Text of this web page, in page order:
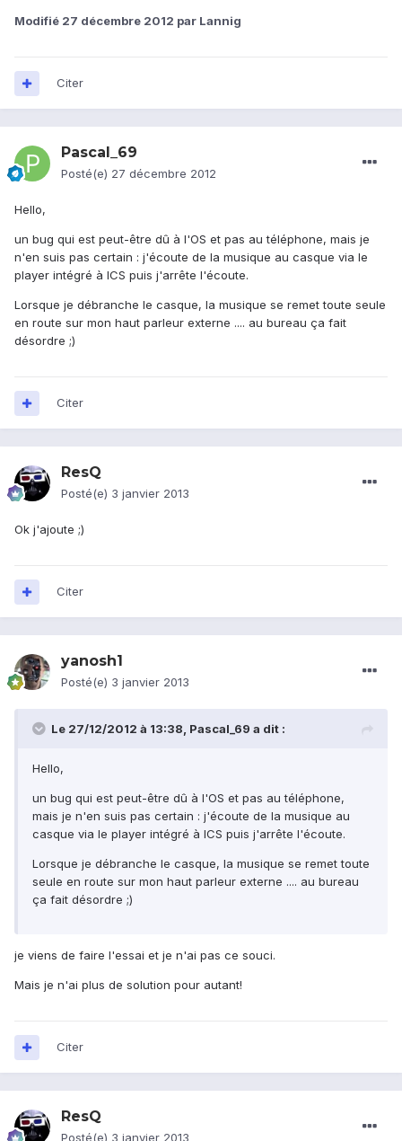
Modifié 27 décembre 2012 par Lannig
Citer
Pascal_69
Posté(e) 27 décembre 2012
Hello,
un bug qui est peut-être dû à l'OS et pas au téléphone, mais je
n'en suis pas certain : j'écoute de la musique au casque via le
player intégré à ICS puis j'arrête l'écoute.
Lorsque je débranche le casque, la musique se remet toute seule
en route sur mon haut parleur externe .... au bureau ça fait
désordre ;)
Citer
ResQ
Posté(e) 3 janvier 2013
Ok j'ajoute ;)
Citer
yanosh1
Posté(e) 3 janvier 2013
Le 27/12/2012 à 13:38, Pascal_69 a dit :
Hello,
un bug qui est peut-être dû à l'OS et pas au téléphone,
mais je n'en suis pas certain : j'écoute de la musique au
casque via le player intégré à ICS puis j'arrête l'écoute.
Lorsque je débranche le casque, la musique se remet toute
seule en route sur mon haut parleur externe .... au bureau
ça fait désordre ;)
je viens de faire l'essai et je n'ai pas ce souci.
Mais je n'ai plus de solution pour autant!
Citer
ResQ
Posté(e) 3 janvier 2013